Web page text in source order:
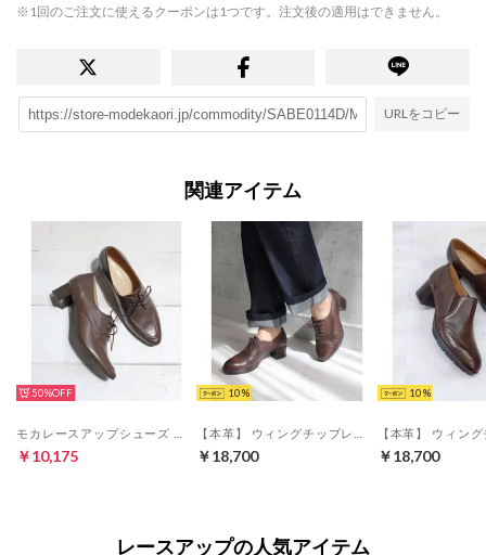
※1回のご注文に使えるクーポンは1つです。注文後の適用はできません。
URLをコピー
関連アイテム
50%
￥10,175
10
￥18,700
10
￥18,700
レースアップの人気アイテム